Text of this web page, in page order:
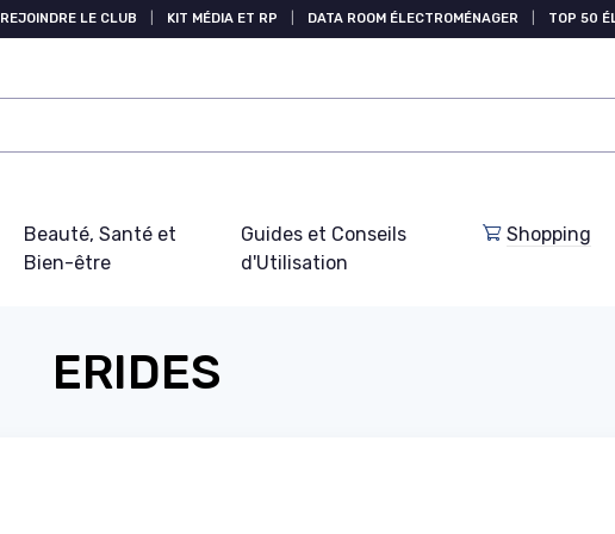
REJOINDRE LE CLUB KIT MÉDIA ET RP DATA ROOM ÉLECTROMÉNAGER TOP 50
Beauté, Santé et
Bien-être
Guides et Conseils
d'Utilisation
Shopping
ERIDES